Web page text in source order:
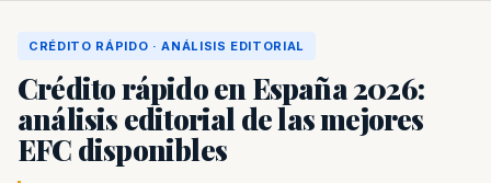
CRÉDITO RÁPIDO · ANÁLISIS EDITORIAL
Crédito rápido en España 2026:
análisis editorial de las mejores
EFC disponibles